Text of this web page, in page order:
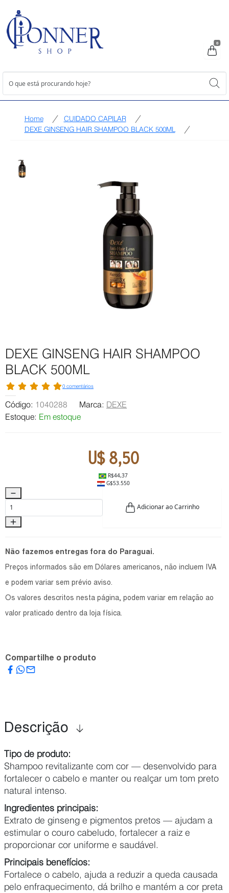
0
Home
CUIDADO CAPILAR
DEXE GINSENG HAIR SHAMPOO BLACK 500ML
DEXE GINSENG HAIR SHAMPOO
BLACK 500ML
0 comentários
Código: 1040288 Marca: DEXE
Estoque: Em estoque
U$ 8,50
R$44,37
G$53.550
Adicionar ao Carrinho
Não fazemos entregas fora do Paraguai.
Preços informados são em Dólares americanos, não incluem IVA
e podem variar sem prévio aviso.
Os valores descritos nesta página, podem variar em relação ao
valor praticado dentro da loja física.
Compartilhe o produto
Descrição
Tipo de produto:
Shampoo revitalizante com cor — desenvolvido para
fortalecer o cabelo e manter ou realçar um tom preto
natural intenso.
Ingredientes principais:
Extrato de ginseng e pigmentos pretos — ajudam a
estimular o couro cabeludo, fortalecer a raiz e
proporcionar cor uniforme e saudável.
Principais benefícios:
Fortalece o cabelo, ajuda a reduzir a queda causada
pelo enfraquecimento, dá brilho e mantém a cor preta